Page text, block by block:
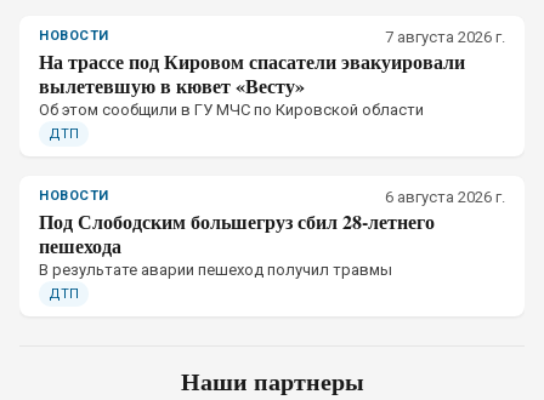
НОВОСТИ 7 августа 2026 г.
На трассе под Кировом спасатели эвакуировали
вылетевшую в кювет «Весту»
Об этом сообщили в ГУ МЧС по Кировской области
ДТП
НОВОСТИ 6 августа 2026 г.
Под Слободским большегруз сбил 28-летнего
пешехода
В результате аварии пешеход получил травмы
ДТП
Наши партнеры